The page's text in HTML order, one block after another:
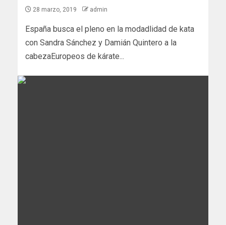
28 marzo, 2019 admin
España busca el pleno en la modadlidad de kata
con Sandra Sánchez y Damián Quintero a la
cabezaEuropeos de kárate...